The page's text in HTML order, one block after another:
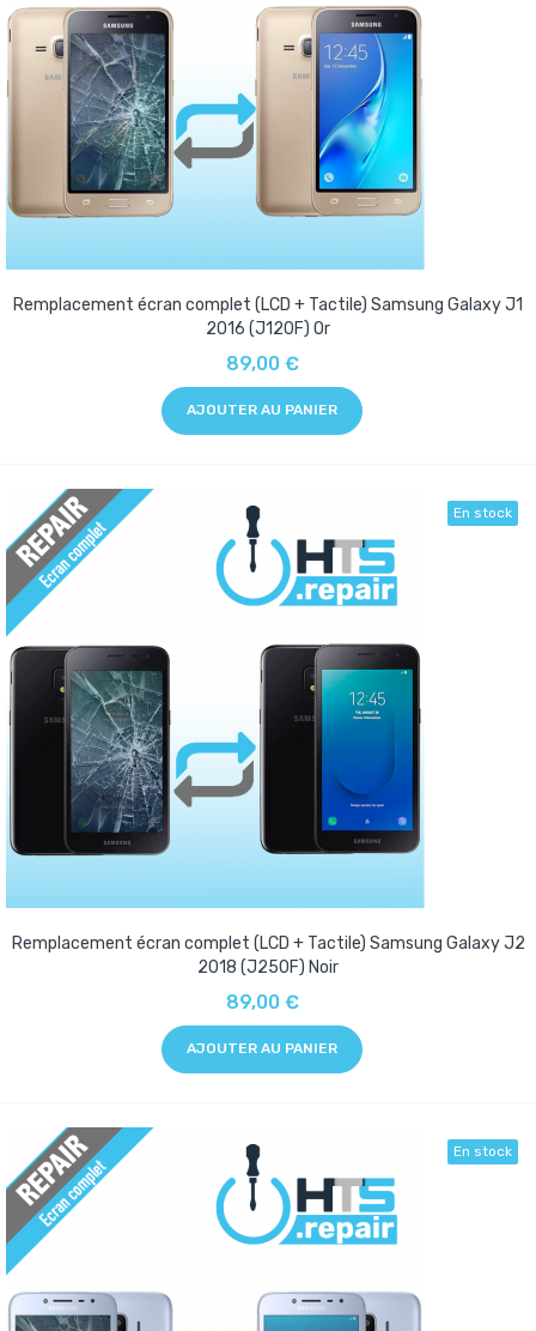
Remplacement écran complet (LCD + Tactile) Samsung Galaxy J1
2016 (J120F) Or
89,00 €
AJOUTER AU PANIER
En stock
Remplacement écran complet (LCD + Tactile) Samsung Galaxy J2
2018 (J250F) Noir
89,00 €
AJOUTER AU PANIER
En stock